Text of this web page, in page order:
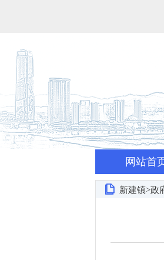
网站首
新建镇>政